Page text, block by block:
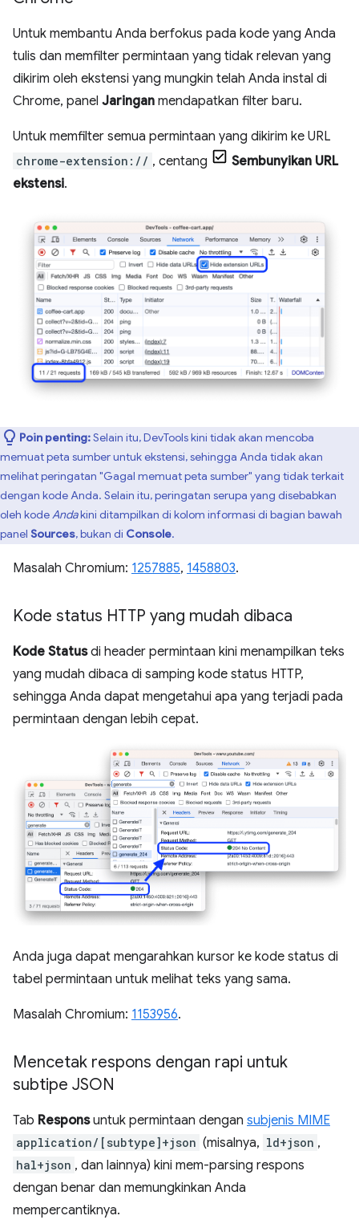
Untuk membantu Anda berfokus pada kode yang Anda
tulis dan memfilter permintaan yang tidak relevan yang
dikirim oleh ekstensi yang mungkin telah Anda instal di
Chrome, panel Jaringan mendapatkan filter baru.
Untuk memfilter semua permintaan yang dikirim ke URL
chrome-extension:// , centang
Sembunyikan URL
ekstensi.
Poin penting:Selain itu, DevTools kini tidak akan mencoba
memuat peta sumber untuk ekstensi, sehingga Anda tidak akan
melihat peringatan "Gagal memuat peta sumber" yang tidak terkait
dengan kode Anda. Selain itu, peringatan serupa yang disebabkan
oleh kodeAndakini ditampilkan di kolom informasi di bagian bawah
panel Sources, bukan di Console.
Masalah Chromium: 1257885, 1458803.
Kode status HTTP yang mudah dibaca
Kode Statusdi header permintaan kini menampilkan teks
yang mudah dibaca di samping kode status HTTP,
sehingga Anda dapat mengetahui apa yang terjadi pada
permintaan dengan lebih cepat.
Anda juga dapat mengarahkan kursor ke kode status di
tabel permintaan untuk melihat teks yang sama.
Masalah Chromium: 1153956.
Mencetak respons dengan rapi untuk
subtipe JSON
Tab Responsuntuk permintaan dengan subjenis MIME
application/[subtype]+json (misalnya, ld+json ,
hal+json , dan lainnya) kini mem-parsing respons
dengan benar dan memungkinkan Anda
mempercantiknya.